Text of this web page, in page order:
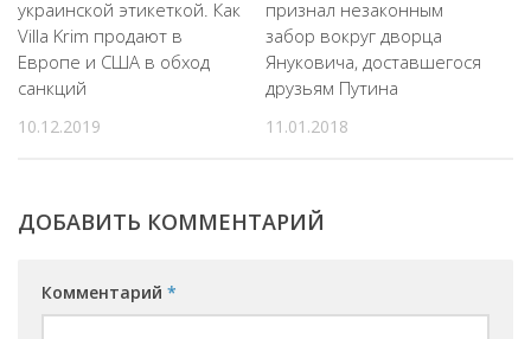
украинской этикеткой. Как
Villa Krim продают в
Европе и США в обход
санкций
10.12.2019
признал незаконным
забор вокруг дворца
Януковича, доставшегося
друзьям Путина
11.01.2018
ДОБАВИТЬ КОММЕНТАРИЙ
Комментарий *